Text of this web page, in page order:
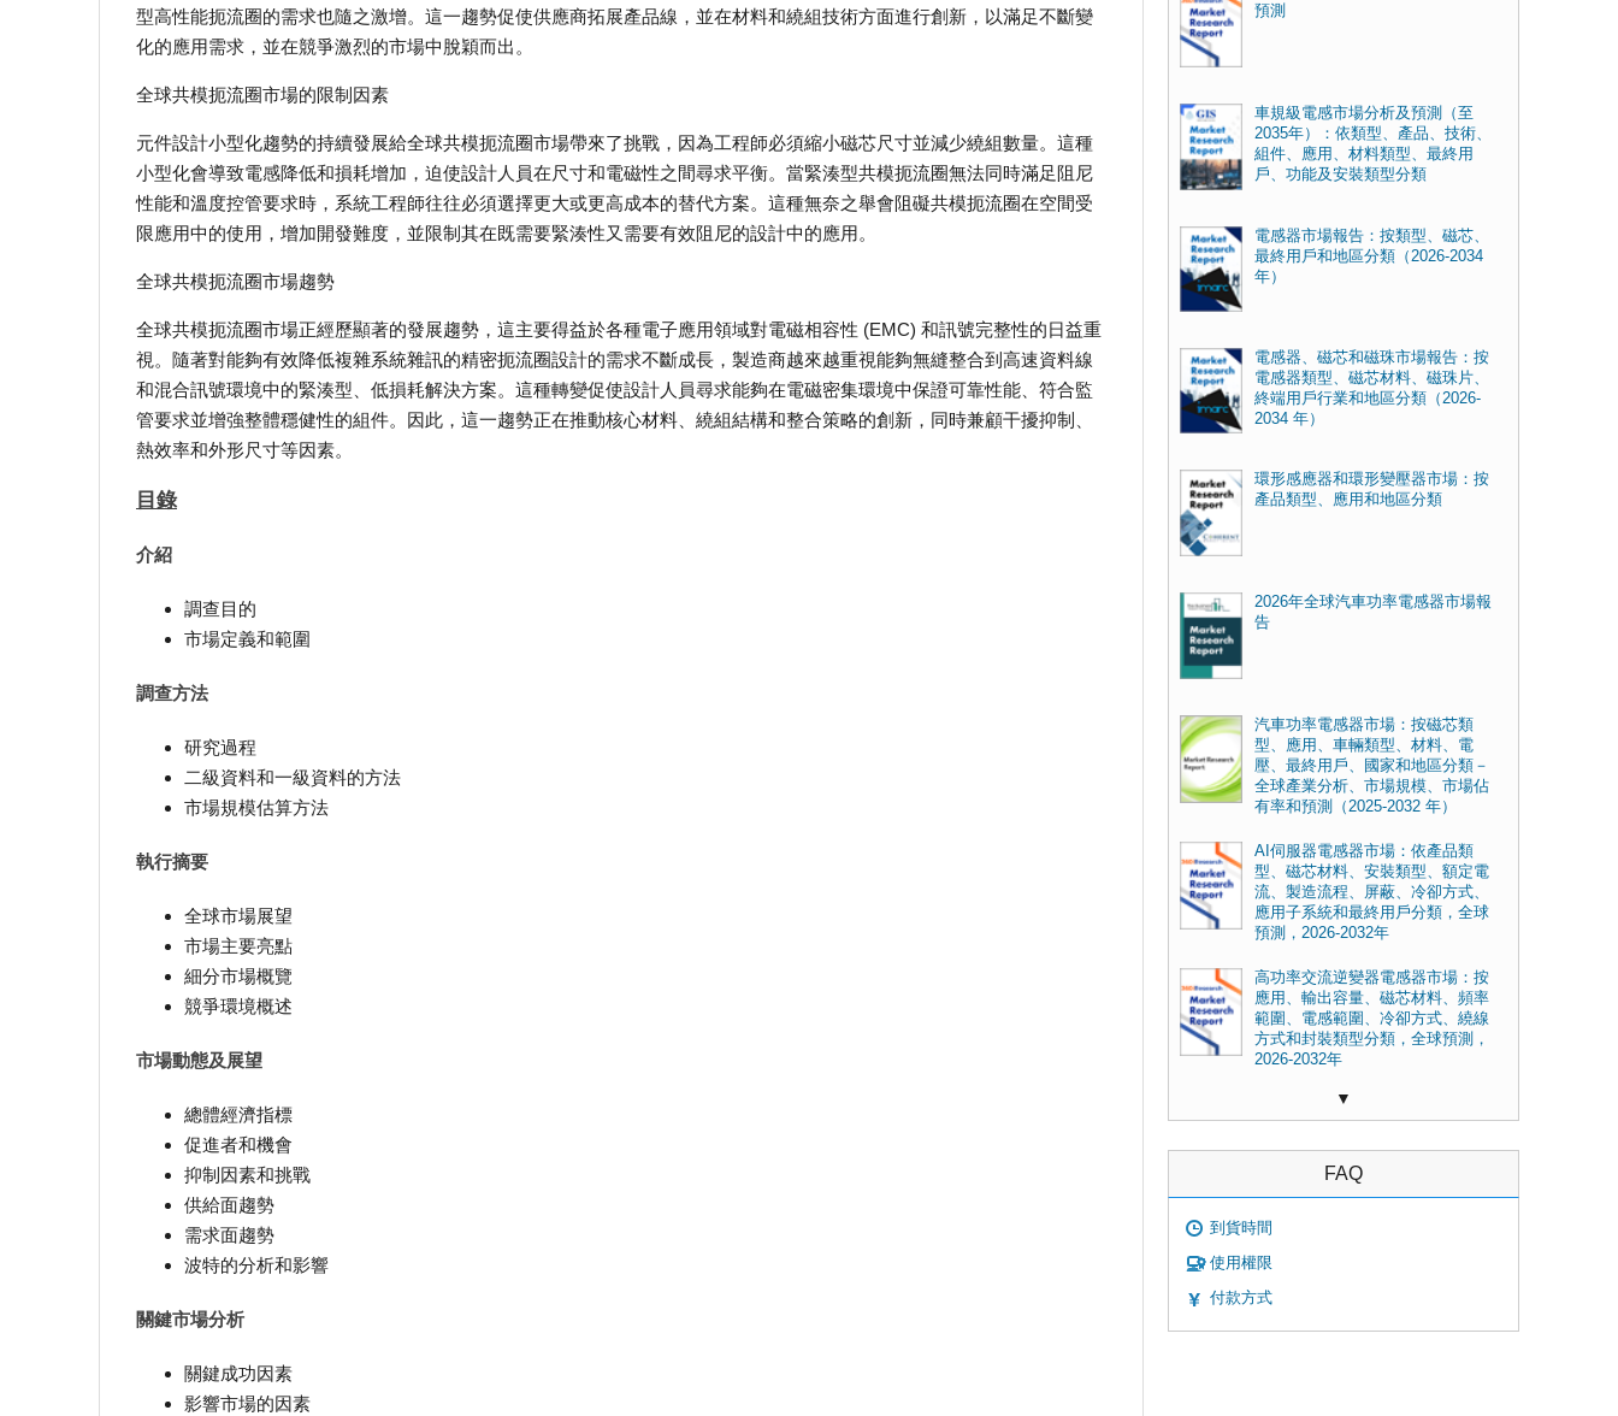
型高性能扼流圈的需求也隨之激增。這一趨勢促使供應商拓展產品線，並在材料和繞組技術方面進行創新，以滿足不斷變
化的應用需求，並在競爭激烈的市場中脫穎而出。
全球共模扼流圈市場的限制因素
元件設計小型化趨勢的持續發展給全球共模扼流圈市場帶來了挑戰，因為工程師必須縮小磁芯尺寸並減少繞組數量。這種
小型化會導致電感降低和損耗增加，迫使設計人員在尺寸和電磁性之間尋求平衡。當緊湊型共模扼流圈無法同時滿足阻尼
性能和溫度控管要求時，系統工程師往往必須選擇更大或更高成本的替代方案。這種無奈之舉會阻礙共模扼流圈在空間受
限應用中的使用，增加開發難度，並限制其在既需要緊湊性又需要有效阻尼的設計中的應用。
全球共模扼流圈市場趨勢
全球共模扼流圈市場正經歷顯著的發展趨勢，這主要得益於各種電子應用領域對電磁相容性 (EMC) 和訊號完整性的日益重
視。隨著對能夠有效降低複雜系統雜訊的精密扼流圈設計的需求不斷成長，製造商越來越重視能夠無縫整合到高速資料線
和混合訊號環境中的緊湊型、低損耗解決方案。這種轉變促使設計人員尋求能夠在電磁密集環境中保證可靠性能、符合監
管要求並增強整體穩健性的組件。因此，這一趨勢正在推動核心材料、繞組結構和整合策略的創新，同時兼顧干擾抑制、
熱效率和外形尺寸等因素。
目錄
介紹
調查目的
市場定義和範圍
調查方法
研究過程
二級資料和一級資料的方法
市場規模估算方法
執行摘要
全球市場展望
市場主要亮點
細分市場概覽
競爭環境概述
市場動態及展望
總體經濟指標
促進者和機會
抑制因素和挑戰
供給面趨勢
需求面趨勢
波特的分析和影響
關鍵市場分析
關鍵成功因素
影響市場的因素
預測
車規級電感市場分析及預測（至
2035年）：依類型、產品、技術、
組件、應用、材料類型、最終用
戶、功能及安裝類型分類
電感器市場報告：按類型、磁芯、
最終用戶和地區分類（2026-2034
年）
電感器、磁芯和磁珠市場報告：按
電感器類型、磁芯材料、磁珠片、
終端用戶行業和地區分類（2026-
2034 年）
環形感應器和環形變壓器市場：按
產品類型、應用和地區分類
2026年全球汽車功率電感器市場報
告
汽車功率電感器市場：按磁芯類
型、應用、車輛類型、材料、電
壓、最終用戶、國家和地區分類－
全球產業分析、市場規模、市場佔
有率和預測（2025-2032 年）
AI伺服器電感器市場：依產品類
型、磁芯材料、安裝類型、額定電
流、製造流程、屏蔽、冷卻方式、
應用子系統和最終用戶分類，全球
預測，2026-2032年
高功率交流逆變器電感器市場：按
應用、輸出容量、磁芯材料、頻率
範圍、電感範圍、冷卻方式、繞線
方式和封裝類型分類，全球預測，
2026-2032年
▼
FAQ
到貨時間
使用權限
付款方式